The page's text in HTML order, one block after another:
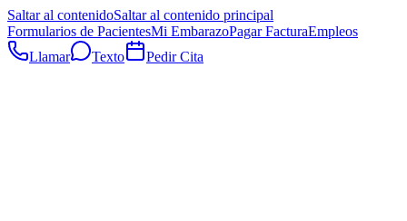
Saltar al contenidoSaltar al contenido principal
Formularios de PacientesMi EmbarazoPagar FacturaEmpleos
Llamar
Texto Pedir Cita